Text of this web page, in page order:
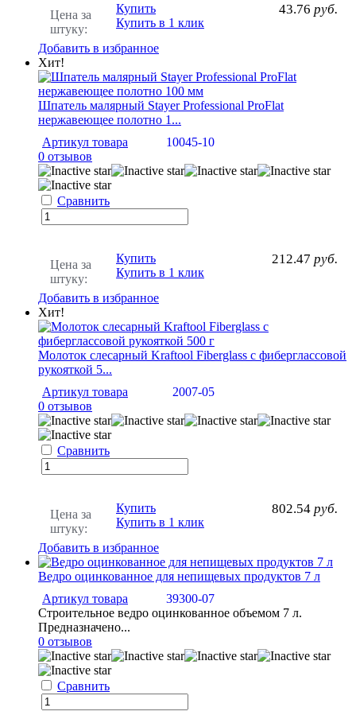
Цена за
штуку:
43.76 руб.
Купить
Купить в 1 клик
Добавить в избранное
Хит!
Шпатель малярный Stayer Professional ProFlat
нержавеющее полотно 1...
Артикул товара
10045-10
0 отзывов
Сравнить
Цена за
штуку:
212.47 руб.
Купить
Купить в 1 клик
Добавить в избранное
Хит!
Молоток слесарный Kraftool Fiberglass с фиберглассовой
рукояткой 5...
Артикул товара
2007-05
0 отзывов
Сравнить
Цена за
штуку:
802.54 руб.
Купить
Купить в 1 клик
Добавить в избранное
Ведро оцинкованное для непищевых продуктов 7 л
Артикул товара
39300-07
Строительное ведро оцинкованное объемом 7 л.
Предназначено...
0 отзывов
Сравнить